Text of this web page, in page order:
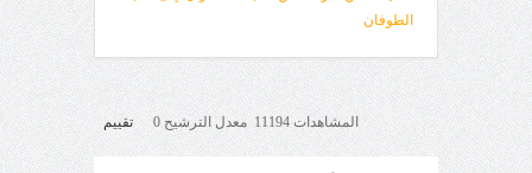
الطوفان
المشاهدات 11194 معدل الترشيح 0 تقييم